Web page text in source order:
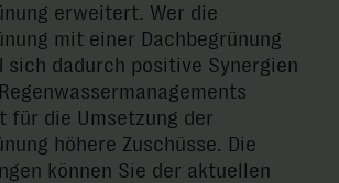
erweitert. Wer die
mit einer Dachbegrünung
sich dadurch positive Synergien
für die Umsetzung der
höhere Zuschüsse. Die
können Sie der aktuellen